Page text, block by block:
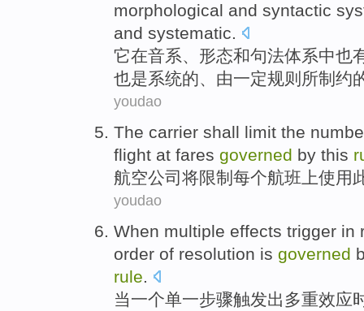
morphological and syntactic
and systematic.
它在音系、 形态和句法体系中也
也是系统的、由一定规则所制约
youdao
The carrier shall limit the
flight at fares governed by this
航空公司 将限制 每个航班 上使用
youdao
When multiple effects trigger in
order of resolution is governed
rule.
当一个单一步骤触发出 多重效应